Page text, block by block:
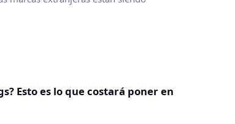
Esto es lo que costará poner en